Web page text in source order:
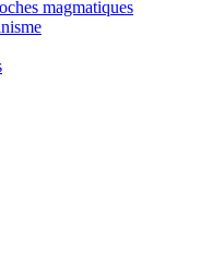
magmatiques